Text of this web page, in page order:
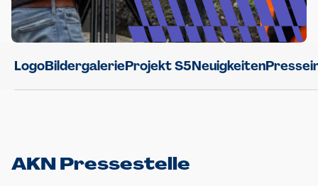
LogoBildergalerieProjekt S5Neuigkeiten
AKN Pressestelle